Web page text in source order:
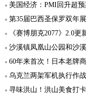
美国经济：PMI回升超
第35届巴西圣保罗双年
《赛博朋克2077》2.0
沙溪镇凤凰山公园和沙
60年来首次！日本老牌
乌克兰两架军机执行作
寻味洪山！洪山美食打